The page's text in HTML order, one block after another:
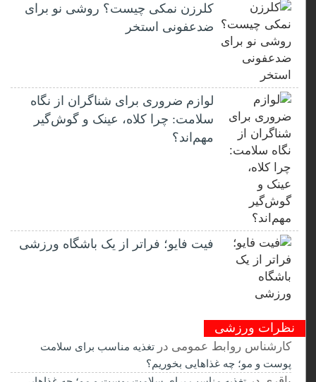
کلرزن نمکی چیست؟ روشی نو برای
ضدعفونی استخر
لوازم ضروری برای شناگران از نگاه
سلامت: چرا کلاه، عینک و گوش‌گیر
مهم‌اند؟
فیت ‌فایو؛ فراتر از یک باشگاه ورزشی
نظرات ورزشی
کارشناس روابط عمومیدرتغذیه مناسب برای سلامت
پوست و مو؛ چه غذاهایی بخوریم؟